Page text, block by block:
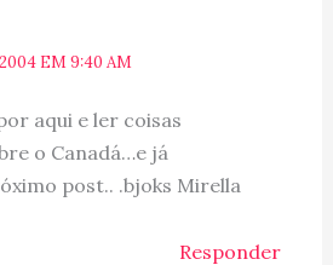
EM 9:40 AM
aqui e ler coisas
o Canadá…e já
post.. .bjoks Mirella
Responder